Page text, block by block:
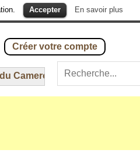
Accepter En savoir plus
Créer votre compte
31 août 2016-